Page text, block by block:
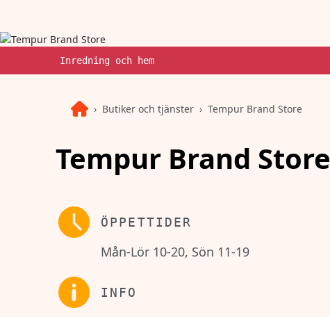
Inredning och hem
Butiker och tjänster Tempur Brand Store
Tempur Brand Store
ÖPPETTIDER
Mån-Lör 10-20, Sön 11-19
INFO